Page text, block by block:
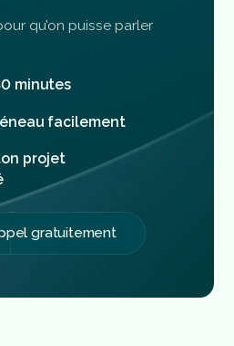
qu’on puisse parler
minutes
facilement
projet
gratuitement